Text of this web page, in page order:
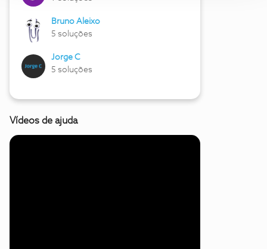
Bruno Aleixo
5 soluções
Jorge C
5 soluções
Vídeos de ajuda